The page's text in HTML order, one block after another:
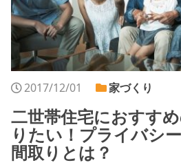
家づくりの知識
企業情報
お問い合わせ
2017/12/01 家づくり
二世帯住宅におすす
りたい！プライバシ
間取りとは？